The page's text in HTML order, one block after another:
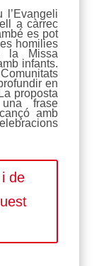
a càrrec
es pot
homilies
la Missa
infants.
en
proposta
frase
amb
i de